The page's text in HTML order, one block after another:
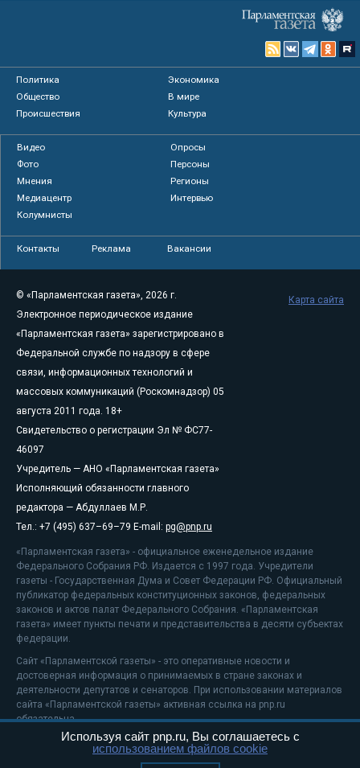
Политика
Экономика
Общество
В мире
Происшествия
Культура
Видео
Опросы
Фото
Персоны
Мнения
Регионы
Медиацентр
Интервью
Колумнисты
Контакты Реклама Вакансии
© «Парламентская газета», 2026 г.
Электронное периодическое издание
«Парламентская газета» зарегистрировано в
Федеральной службе по надзору в сфере
связи, информационных технологий и
массовых коммуникаций (Роскомнадзор) 05
августа 2011 года. 18+
Свидетельство о регистрации Эл № ФС77-
46097
Учредитель — АНО «Парламентская газета»
Исполняющий обязанности главного
редактора — Абдуллаев М.Р.
Тел.: +7 (495) 637–69–79 E-mail: pg@pnp.ru
«Парламентская газета» - официальное еженедельное издание
Федерального Собрания РФ. Издается с 1997 года. Учредители
газеты - Государственная Дума и Совет Федерации РФ. Официальный
публикатор федеральных конституционных законов, федеральных
законов и актов палат Федерального Собрания. «Парламентская
газета» имеет пункты печати и представительства в десяти субъектах
федерации.
Сайт «Парламентской газеты» - это оперативные новости и
достоверная информация о принимаемых в стране законах и
деятельности депутатов и сенаторов. При использовании материалов
сайта «Парламентской газеты» активная ссылка на pnp.ru
обязательна.
На информационном ресурсе применяютсярекомендательные
Карта сайта
Используя сайт pnp.ru, Вы соглашаетесь с
использованием файлов cookie